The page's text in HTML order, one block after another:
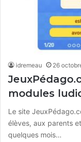
idremeau 26
modules
Le site
élèves, aux parents
quelques mois…